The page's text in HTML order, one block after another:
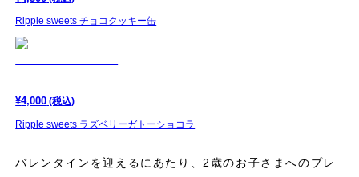
Ripple sweets チョコクッキー缶
¥4,000 (税込)
Ripple sweets ラズベリーガトーショコラ
バレンタインを迎えるにあたり、2歳のお子さまへのプレ